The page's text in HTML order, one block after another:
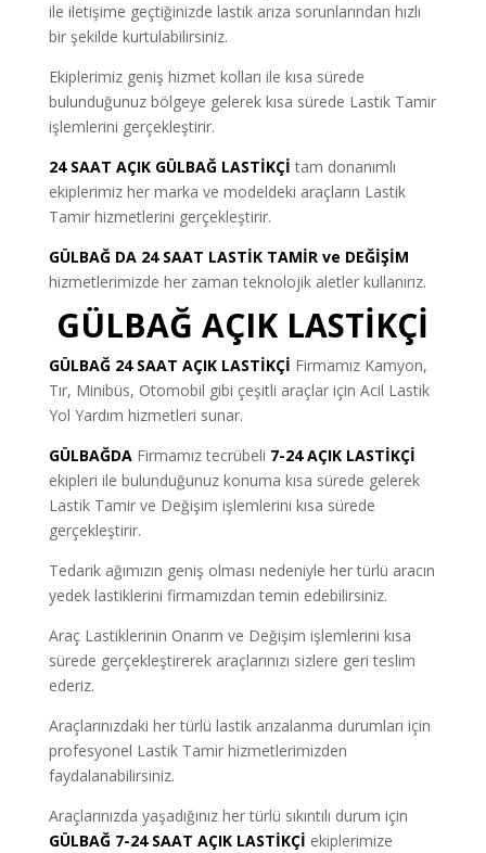
ile iletişime geçtiğinizde lastik arıza sorunlarından hızlı
bir şekilde kurtulabilirsiniz.
Ekiplerimiz geniş hizmet kolları ile kısa sürede
bulunduğunuz bölgeye gelerek kısa sürede Lastik Tamir
işlemlerini gerçekleştirir.
24 SAAT AÇIK GÜLBAĞ LASTİKÇİ tam donanımlı
ekiplerimiz her marka ve modeldeki araçların Lastik
Tamir hizmetlerini gerçekleştirir.
GÜLBAĞ DA 24 SAAT LASTİK TAMİR ve DEĞİŞİM
hizmetlerimizde her zaman teknolojik aletler kullanırız.
GÜLBAĞ AÇIK LASTİKÇİ
GÜLBAĞ 24 SAAT AÇIK LASTİKÇİ Firmamız Kamyon,
Tır, Minibüs, Otomobil gibi çeşitli araçlar için Acil Lastik
Yol Yardım hizmetleri sunar.
GÜLBAĞDA Firmamız tecrübeli 7-24 AÇIK LASTİKÇİ
ekipleri ile bulunduğunuz konuma kısa sürede gelerek
Lastik Tamir ve Değişim işlemlerini kısa sürede
gerçekleştirir.
Tedarik ağımızın geniş olması nedeniyle her türlü aracın
yedek lastiklerini firmamızdan temin edebilirsiniz.
Araç Lastiklerinin Onarım ve Değişim işlemlerini kısa
sürede gerçekleştirerek araçlarınızı sizlere geri teslim
ederiz.
Araçlarınızdaki her türlü lastik arızalanma durumları için
profesyonel Lastik Tamir hizmetlerimizden
faydalanabilirsiniz.
Araçlarınızda yaşadığınız her türlü sıkıntılı durum için
GÜLBAĞ 7-24 SAAT AÇIK LASTİKÇİ ekiplerimize